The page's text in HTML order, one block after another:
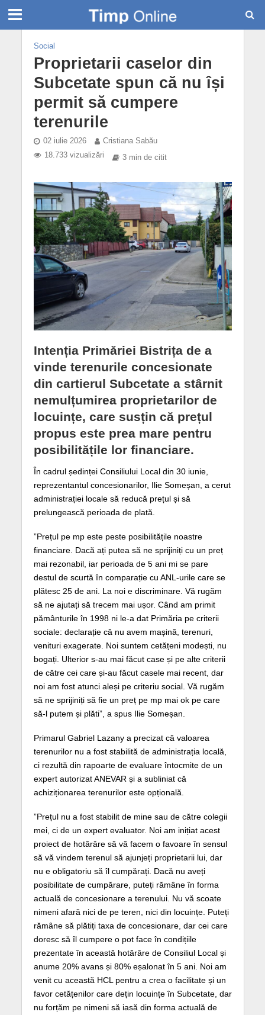
Social
Proprietarii caselor din
Subcetate spun că nu își
permit să cumpere
terenurile
02 iulie 2026
Cristiana Sabău
18.733 vizualizări
3 min de citit
Intenția Primăriei Bistrița de a
vinde terenurile concesionate
din cartierul Subcetate a stârnit
nemulțumirea proprietarilor de
locuințe, care susțin că prețul
propus este prea mare pentru
posibilitățile lor financiare.
În cadrul ședinței Consiliului Local din 30 iunie,
reprezentantul concesionarilor, Ilie Someșan, a cerut
administrației locale să reducă prețul și să
prelungească perioada de plată.
”Prețul pe mp este peste posibilitățile noastre
financiare. Dacă ați putea să ne sprijiniți cu un preț
mai rezonabil, iar perioada de 5 ani mi se pare
destul de scurtă în comparație cu ANL-urile care se
plătesc 25 de ani. La noi e discriminare. Vă rugăm
să ne ajutați să trecem mai ușor. Când am primit
pământurile în 1998 ni le-a dat Primăria pe criterii
sociale: declarație că nu avem mașină, terenuri,
venituri exagerate. Noi suntem cetățeni modești, nu
bogați. Ulterior s-au mai făcut case și pe alte criterii
de către cei care și-au făcut casele mai recent, dar
noi am fost atunci aleși pe criteriu social. Vă rugăm
să ne sprijiniți să fie un preț pe mp mai ok pe care
să-l putem și plăti”, a spus Ilie Someșan.
Primarul Gabriel Lazany a precizat că valoarea
terenurilor nu a fost stabilită de administrația locală,
ci rezultă din rapoarte de evaluare întocmite de un
expert autorizat ANEVAR și a subliniat că
achiziționarea terenurilor este opțională.
”Prețul nu a fost stabilit de mine sau de către colegii
mei, ci de un expert evaluator. Noi am inițiat acest
proiect de hotărâre să vă facem o favoare în sensul
să vă vindem terenul să ajunjeți proprietarii lui, dar
nu e obligatoriu să îl cumpărați. Dacă nu aveți
posibilitate de cumpărare, puteți rămâne în forma
actuală de concesionare a terenului. Nu vă scoate
nimeni afară nici de pe teren, nici din locuințe. Puteți
rămâne să plătiți taxa de concesionare, dar cei care
doresc să îl cumpere o pot face în condițiile
prezentate în această hotărâre de Consiliul Local și
anume 20% avans și 80% eșalonat în 5 ani. Noi am
venit cu această HCL pentru a crea o facilitate și un
favor cetățenilor care dețin locuințe în Subcetate, dar
nu forțăm pe nimeni să iasă din forma actuală de